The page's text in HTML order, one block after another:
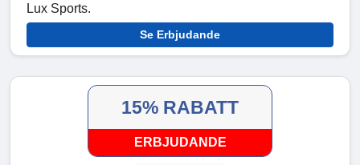
Lux Sports.
Se Erbjudande
15% RABATT
ERBJUDANDE